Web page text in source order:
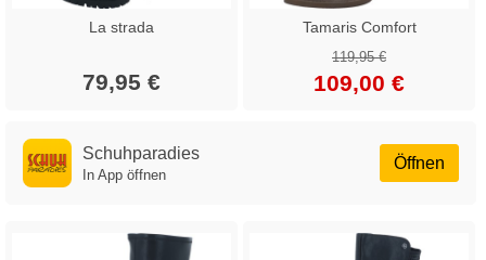
La strada
79,95 €
Tamaris Comfort
119,95 €
109,00 €
Öffnen
Schuhparadies
In App öffnen